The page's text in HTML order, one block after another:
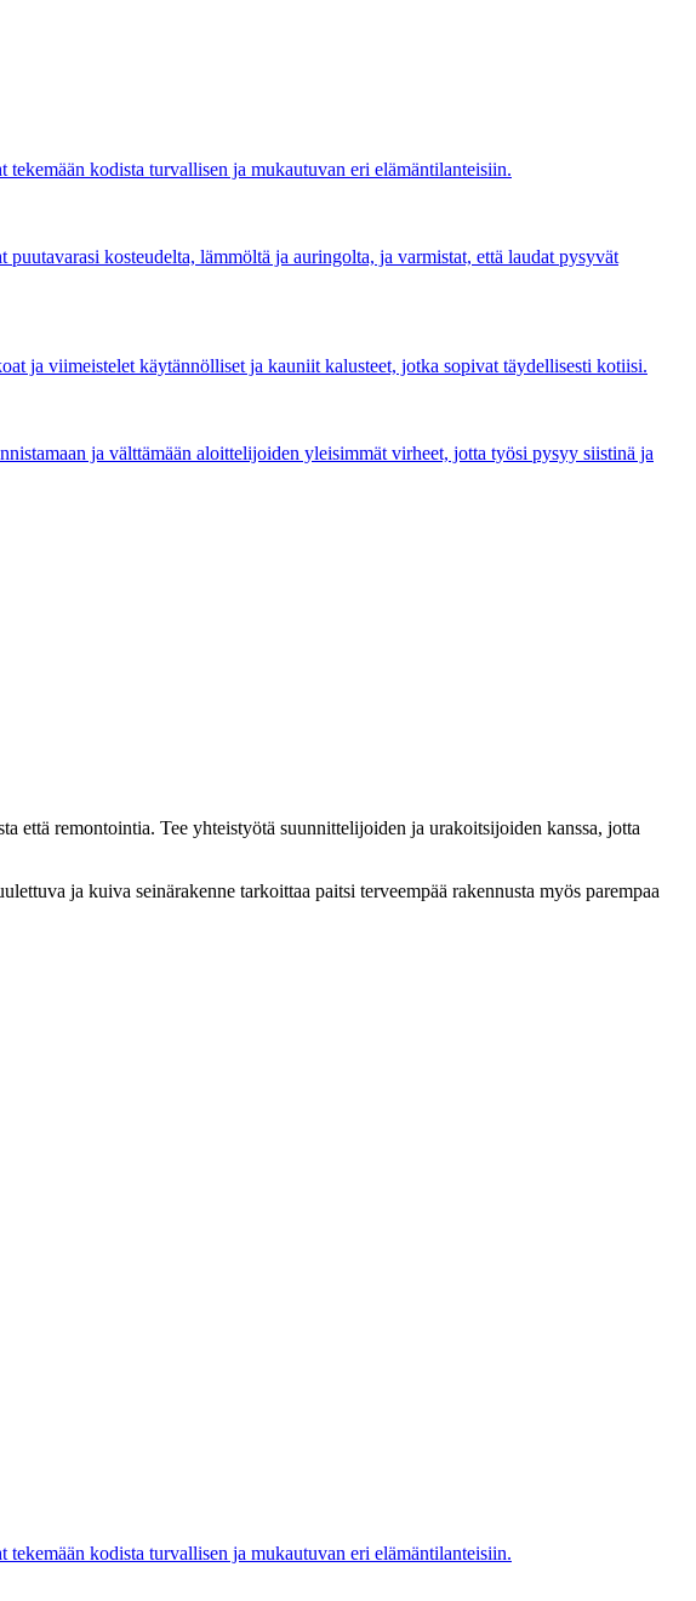
kodista turvallisen ja mukautuvan eri elämäntilanteisiin.
kosteudelta, lämmöltä ja auringolta, ja varmistat, että laudat pysyvät
ja viimeistelet käytännölliset ja kauniit kalusteet, jotka sopivat täydellisesti kotiisi.
ja välttämään aloittelijoiden yleisimmät virheet, jotta työsi pysyy siistinä ja
että remontointia. Tee yhteistyötä suunnittelijoiden ja urakoitsijoiden kanssa, jotta
ja kuiva seinärakenne tarkoittaa paitsi terveempää rakennusta myös parempaa
kodista turvallisen ja mukautuvan eri elämäntilanteisiin.